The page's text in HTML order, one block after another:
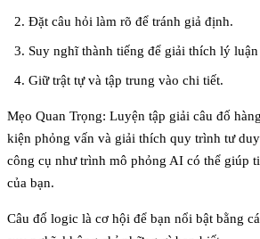
Đặt câu hỏi làm rõ để tránh giả định.
Suy nghĩ thành tiếng để giải thích lý luận
Giữ trật tự và tập trung vào chi tiết.
Mẹo Quan Trọng: Luyện tập giải câu đố
kiện phỏng vấn và giải thích quy trình tư
công cụ như trình mô phỏng AI có thể giúp
của bạn.
Câu đố logic là cơ hội để bạn nổi bật bằng